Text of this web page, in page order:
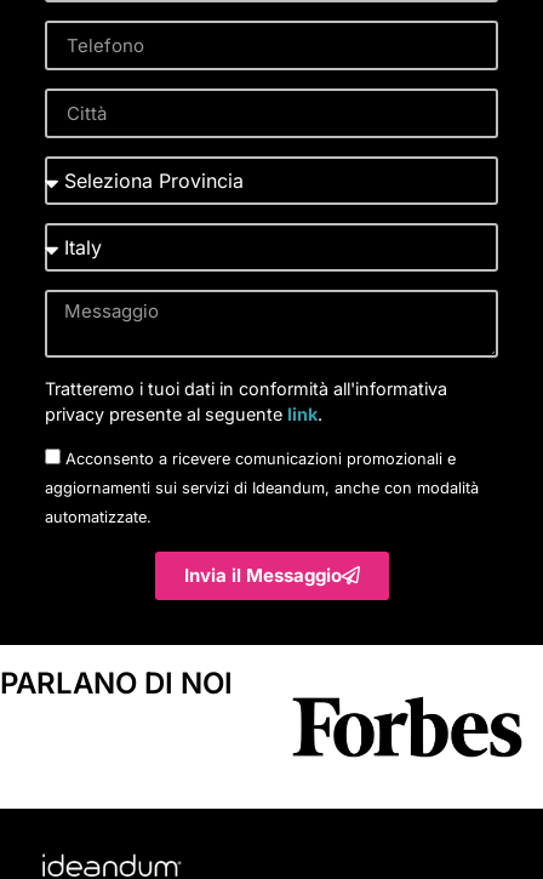
Tratteremo i tuoi dati in conformità all'informativa
privacy presente al seguente link.
Acconsento a ricevere comunicazioni promozionali e
aggiornamenti sui servizi di Ideandum, anche con modalità
automatizzate.
Invia il Messaggio
PARLANO DI NOI